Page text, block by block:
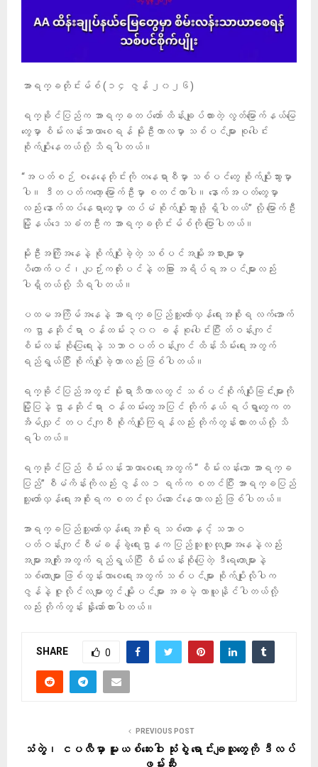
အာရက္ခတိုင်းမ်စ် (၁၄ ဇွန် ၂၀၂၆)
ရက္ခိုင်ပြည်က အာရက္ခတပ်တော် ထိန်းချုပ်ထားတဲ့ လွတ်မြောက်နယ်မြေ
တွေမှာ စိမ်းလန်းသာယာစေရန် မိုးဦးကာလမှာ သစ်ပင်များ စုပေါင်း
စိုက်ပျိုးနေတယ်လို့ သိရပါတယ်။
“အပတ်စဉ် စနေနေ့တိုင်းကို တနေရာစီမှာ သစ်ပင်တွေ စိုက်ပျိုးသွားမှာ
ပါ။ ဒီတပတ်ကတော့ မြောက်ဦးမှာ စတင်တာပါ။ နောက်အပတ်တွေမှာ
လည်း နောက်ထပ်နေရာတွေမှာ ထပ်မံ စိုက်ပျိုးသွားဖို့ ရှိပါတယ်” လို့ မြောက်ဦး
မြို့နယ်ဒေသခံတဦးက အာရက္ခတိုင်းမ်စ်ကို ပြောပါတယ်။
မိုးဦးအကြိုအနေနဲ့ စိုက်ပျိုးခဲ့တဲ့ သစ်ပင်အမျိုးအစားများမှာ
ပိတောက်ပင်၊ ပျဉ်းကတိုးပင်နဲ့ တခြား အရိပ်ရအပင်များလည်း
ပါရှိတယ်လို့ သိရပါတယ်။
ပထမအကြိမ်အနေနဲ့ အာရက္ခပြည်သူ့တော်လှန်ရေးအစိုးရ လက်အောက်
က ဌာနဆိုင်ရာ ဝန်ထမ်း ၃၀၀ ခန့် စုပေါင်းပြီး တ်ဝန်းကျင်
စိမ်းလန်း စို‌ပြေရေးနဲ့ သဘာဝပတ်ဝန်းကျင် ထိန်းသိမ်းရေးအတွက်
ရည်ရွယ်ပြီး စိုက်ပျိုးခဲ့တာလည်း ဖြစ်ပါတယ်။
ရက္ခိုင်ပြည်အတွင်း မိုးရာသီကာလတွင် သစ်ပင်စိုက်ပျိုးခြင်းများကို
မြို့ပြနဲ့ ဌာနဆိုင်ရာ ဝန်ထမ်းတွေအပြင် တိုက်နယ် ရပ်ရွာတွေက တ
အိမ်လျှင် တပင်ကျစီ စိုက်ပျိုးကြရန်လည်း တိုက်တွန်းထားတယ်လို့ သိ
ရပါတယ်။
ရက္ခိုင်ပြည် စိမ်းလန်းသာယာစေရေးအတွက် “ စိမ်းလန်းသော အာရက္ခ
ပြည်” စီမံကိန်းကိုလည်း ဇွန်လ ၁ ရက်က စတင်ပြီး အာရက္ခပြည်
သူ့တော်လှန်ရေးအစိုးရက စတင်လုပ်ဆောင်နေတာလည်း ဖြစ်ပါတယ်။
အာရက္ခပြည်သူ့တော်လှန်ရေးအစိုးရ သစ်တောနှင့် သဘာဝ
ပတ်ဝန်းကျင်စီမံခန့်ခွဲရေးဌာနက ပြည်သူလူထုများအ‌နေနဲ့လည်း
အများအကျိုးအတွက် ရည်ရွယ်ပြီး စိမ်းလန်းစိုပြေတဲ့ ဒီရေတောများနဲ့
သစ်တောများ ဖြစ်ထွန်းလာစေရေးအတွက် သစ်ပင်များ စိုက်ပျိုးလိုပါက
ဇွန်နဲ့ ဇူလိုင်လများတွင် မျိုးပင်များ အခမဲ့ လာယူနိုင်ပါတယ်လို့
လည်း တိုက်တွန်း နှိုးဆော်ထားပါတယ်။
SHARE 0
PREVIOUS POST
သံတွဲ၊ ငပလီမှာ မူးယစ်ဆေးဝါး သုံးစွဲ ရောင်းချသူတွေကို ဒီလပ်